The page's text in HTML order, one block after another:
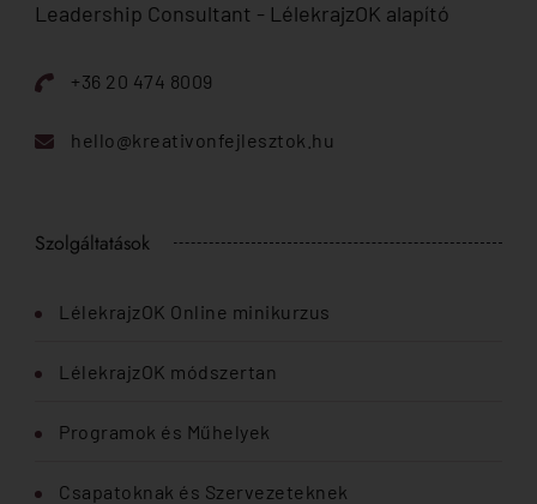
Leadership Consultant - LélekrajzOK alapító
+36 20 474 8009
hello@kreativonfejlesztok.hu
Szolgáltatások
LélekrajzOK Online minikurzus
LélekrajzOK módszertan
Programok és Műhelyek
Csapatoknak és Szervezeteknek